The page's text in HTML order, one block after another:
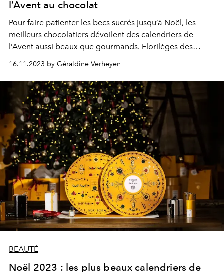
l’Avent au chocolat
Pour faire patienter les becs sucrés jusqu’à Noël, les
meilleurs chocolatiers dévoilent des calendriers de
l’Avent aussi beaux que gourmands. Florilèges des
meilleurs spécimens.
16.11.2023 by Géraldine Verheyen
BEAUTÉ
Noël 2023 : les plus beaux calendriers de